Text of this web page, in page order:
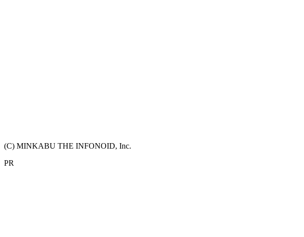
(C) MINKABU THE INFONOID, Inc.
PR